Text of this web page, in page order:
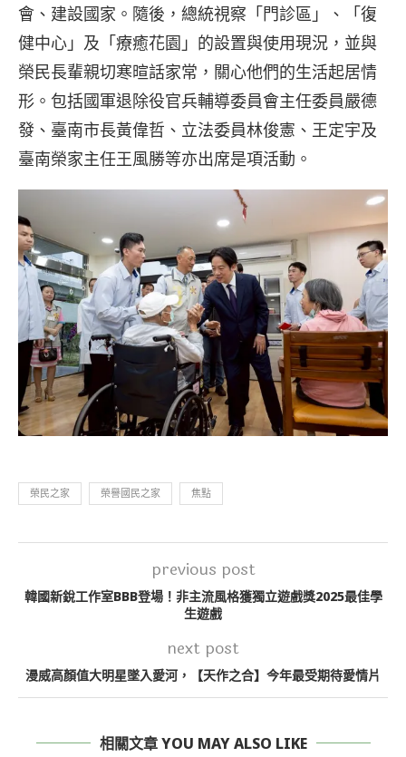
會、建設國家。隨後，總統視察「門診區」、「復
健中心」及「療癒花園」的設置與使用現況，並與
榮民長輩親切寒暄話家常，關心他們的生活起居情
形。包括國軍退除役官兵輔導委員會主任委員嚴德
發、臺南市長黃偉哲、立法委員林俊憲、王定宇及
臺南榮家主任王風勝等亦出席是項活動。
榮民之家 榮譽國民之家 焦點
previous post
韓國新銳工作室BBB登場！非主流風格獲獨立遊戲獎2025最佳學
生遊戲
next post
漫威高顏值大明星墜入愛河，【天作之合】今年最受期待愛情片
相關文章 YOU MAY ALSO LIKE